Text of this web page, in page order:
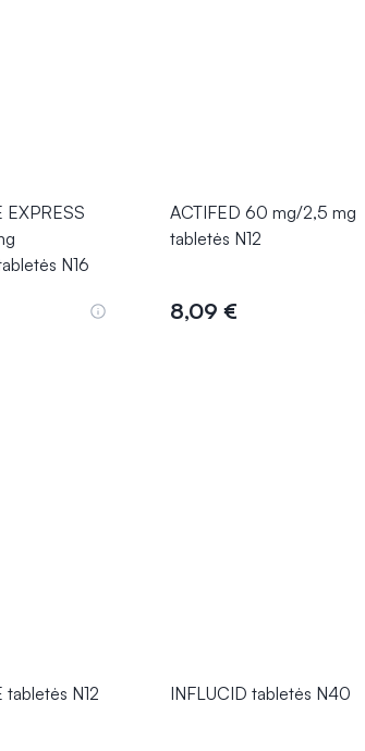
EXPRESS
N16
ACTIFED 60 mg/2,5 mg
tabletės N12
8,09 €
N12 INFLUCID tabletės N40